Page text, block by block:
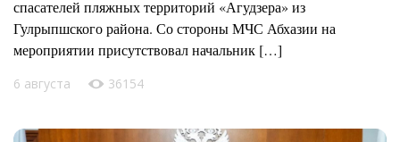
спасателей пляжных территорий «Агудзера» из
Гулрыпшского района. Со стороны МЧС Абхазии на
мероприятии присутствовал начальник […]
6 августа 36154